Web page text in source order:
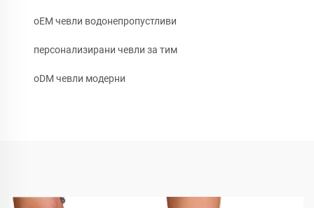
oEM чевли водонепропустливи
персонализирани чевли за тим
oDM чевли модерни